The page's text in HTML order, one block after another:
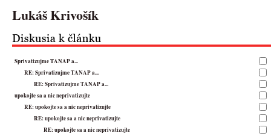
Lukáš Krivošík
Sprivatizujme TANAP a...
RE: Sprivatizujme TANAP a...
RE: Sprivatizujme TANAP a...
upokojte sa a nic neprivatizujte
RE: upokojte sa a nic neprivatizujte
RE: upokojte sa a nic neprivatizujte
RE: upokojte sa a nic neprivatizujte